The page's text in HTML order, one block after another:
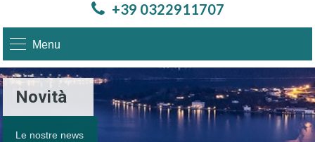
+39 0322911707
Menu
Novità
Le nostre news